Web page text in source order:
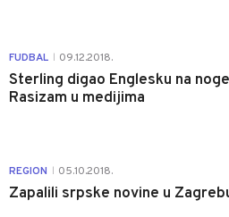
FUDBAL 09.12.2018.
Sterling digao Englesku na
Rasizam u medijima
REGION 05.10.2018.
Zapalili srpske novine u